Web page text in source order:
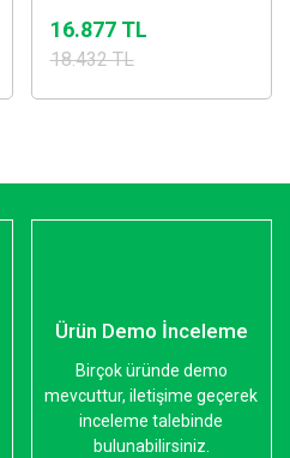
16.877 TL
18.432 TL
Ürün Demo İnceleme
Birçok üründe demo
mevcuttur, iletişime geçerek
inceleme talebinde
bulunabilirsiniz.